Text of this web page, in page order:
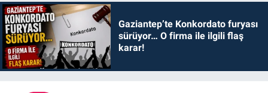
Gaziantep’te Konkordato furyası
sürüyor… O firma ile ilgili flaş
karar!